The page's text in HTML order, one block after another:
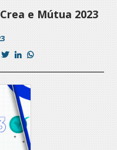
e Mútua 2023